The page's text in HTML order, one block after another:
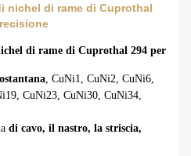
nichel di rame di Cuprothal
di rame di Cuprothal 294 per
, CuNi1, CuNi2, CuNi6,
CuNi23, CuNi30, CuNi34,
di cavo, il nastro, la striscia,